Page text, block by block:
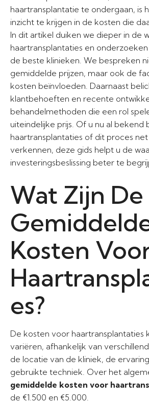
haartransplantatie te ondergaan, is
inzicht te krijgen in de kosten die
In dit artikel duiken we dieper in de
haartransplantaties en
de beste klinieken. We bespreken
gemiddelde prijzen, maar ook de
kosten beïnvloeden. Daarnaast
klantbehoeften en recente
behandelmethoden die een rol
uiteindelijke prijs. Of u nu al bekend
haartransplantaties of dit proces
verkennen, deze gids helpt u de
investeringsbeslissing beter te
Wat Zijn De
Kosten
es?
De kosten voor haartransplantaties
variëren, afhankelijk van
de locatie van de kliniek, de
gebruikte techniek. Over het
gemiddelde kosten voor
de €1.500 en €5.000.